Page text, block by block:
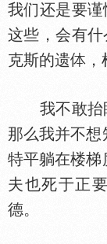
我们还是要
这些，会有
克斯的遗
我不敢抬眼
那么我并不
特平躺在楼梯
夫也死于正
德。